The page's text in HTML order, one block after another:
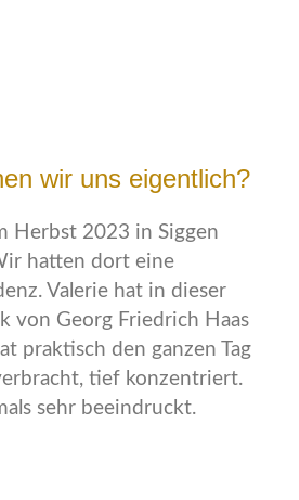
wir uns eigentlich?
Herbst 2023 in Siggen
hatten dort eine
Valerie hat in dieser
von Georg Friedrich Haas
praktisch den ganzen Tag
tief konzentriert.
sehr beeindruckt.